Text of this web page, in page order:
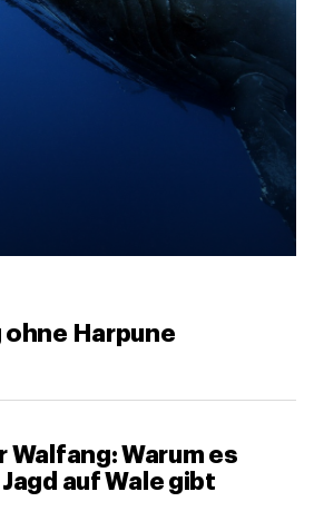
Harpune
Walfang: Warum es
auf Wale gibt